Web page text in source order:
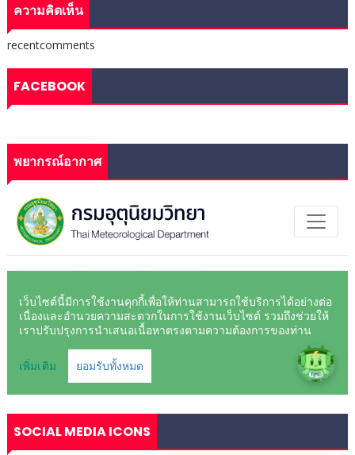
ความคิดเห็น
recentcomments
FACEBOOK
พยากรณ์อากาศ
SOCIAL MEDIA ICONS